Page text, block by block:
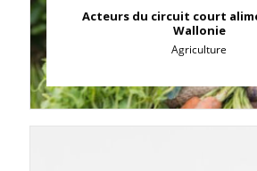
Acteurs du circuit court
Wallonie
Agriculture